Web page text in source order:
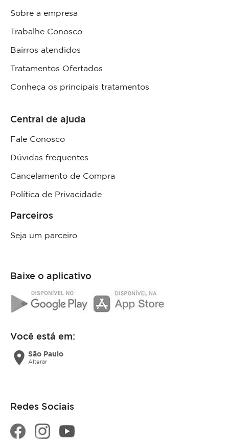
Sobre a empresa
Trabalhe Conosco
Bairros atendidos
Tratamentos Ofertados
Conheça os principais tratamentos
Central de ajuda
Fale Conosco
Dúvidas frequentes
Cancelamento de Compra
Política de Privacidade
Parceiros
Seja um parceiro
Baixe o aplicativo
Você está em:
location_on São Paulo
Alterar
Redes Sociais